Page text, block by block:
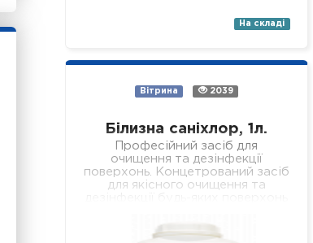
На складі
Вітрина 2039
Білизна саніхлор, 1л.
Професійний засіб для
очищення та дезінфекції
поверхонь. Концетрований засіб
для якісного очищення та
раковини, ванни, душові піддони
тощо). Засіб якісно…